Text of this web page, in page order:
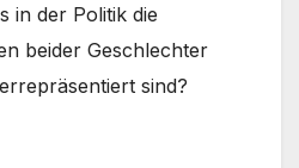
in der Politik die
beider Geschlechter
sind?